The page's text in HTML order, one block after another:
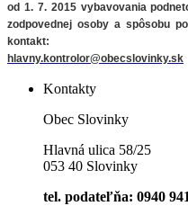
od 1. 7. 2015 vybavovania
zodpovednej osoby a spôsobu
kontakt:
hlavny.kontrolor@obecslovinky.sk
Kontakty
Obec Slovinky
Hlavná ulica 58/25
053 40 Slovinky
tel. podateľňa: 0940